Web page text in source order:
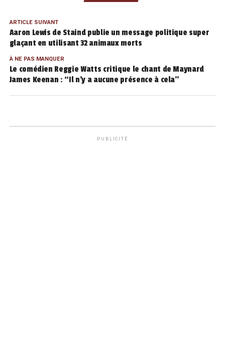
ARTICLE SUIVANT
Aaron Lewis de Staind publie un message politique super
glaçant en utilisant 32 animaux morts
À NE PAS MANQUER
Le comédien Reggie Watts critique le chant de Maynard
James Keenan : “Il n’y a aucune présence à cela”
PUBLICITÉ